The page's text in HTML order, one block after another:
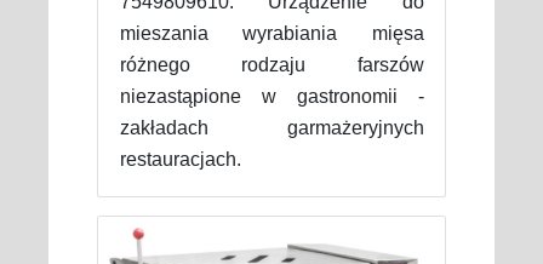
mieszania wyrabiania mięsa
różnego rodzaju farszów
niezastąpione w gastronomii -
zakładach garmażeryjnych
restauracjach.